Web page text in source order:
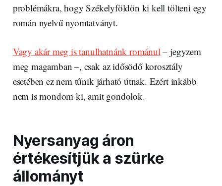
problémákra, hogy Székelyföldön ki kell tölteni egy
román nyelvű nyomtatványt.
Vagy akár meg is tanulhatnánk románul– jegyzem
meg magamban –, csak az idősödő korosztály
esetében ez nem tűnik járható útnak. Ezért inkább
nem is mondom ki, amit gondolok.
Nyersanyag áron
értékesítjük a szürke
állományt